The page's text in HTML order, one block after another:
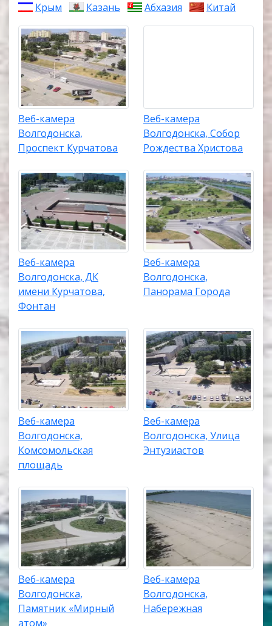
Крым Казань Абхазия Китай
Веб-камера
Волгодонска,
Проспект Курчатова
Веб-камера
Волгодонска, Собор
Рождества Христова
Веб-камера
Волгодонска, ДК
имени Курчатова,
Фонтан
Веб-камера
Волгодонска,
Панорама Города
Веб-камера
Волгодонска,
Комсомольская
площадь
Веб-камера
Волгодонска, Улица
Энтузиастов
Веб-камера
Волгодонска,
Памятник «Мирный
атом»
Веб-камера
Волгодонска,
Набережная